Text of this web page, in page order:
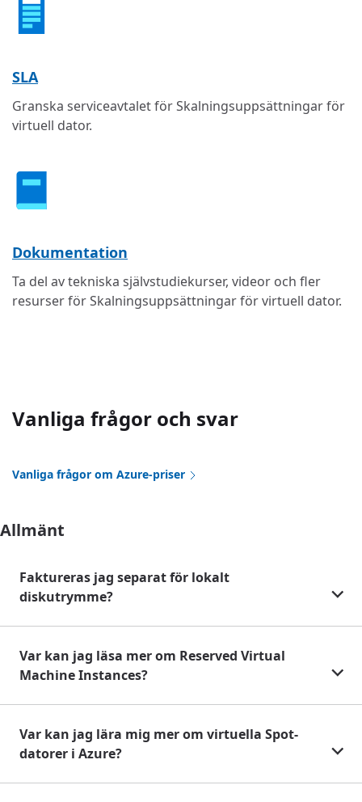
SLA
Granska serviceavtalet för Skalningsuppsättningar för
virtuell dator.
Dokumentation
Ta del av tekniska självstudiekurser, videor och fler
resurser för Skalningsuppsättningar för virtuell dator.
Vanliga frågor och svar
Vanliga frågor om Azure-priser
Allmänt
Faktureras jag separat för lokalt
diskutrymme?
Var kan jag läsa mer om Reserved Virtual
Machine Instances?
Var kan jag lära mig mer om virtuella Spot-
datorer i Azure?